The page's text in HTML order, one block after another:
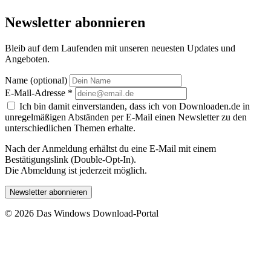
Newsletter abonnieren
Bleib auf dem Laufenden mit unseren neuesten Updates und
Angeboten.
Name (optional)
E-Mail-Adresse *
Ich bin damit einverstanden, dass ich von Downloaden.de in
unregelmäßigen Abständen per E-Mail einen Newsletter zu den
unterschiedlichen Themen erhalte.
Nach der Anmeldung erhältst du eine E-Mail mit einem
Bestätigungslink (Double-Opt-In).
Die Abmeldung ist jederzeit möglich.
Newsletter abonnieren
© 2026 Das Windows Download-Portal